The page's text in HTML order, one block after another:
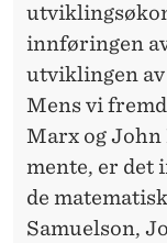
innføringen
utviklingen av
Mens vi
Marx og
mente, er det
de
Samuelson,